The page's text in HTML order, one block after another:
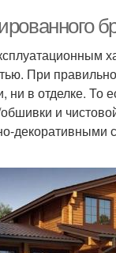
При
в отделке. То
и